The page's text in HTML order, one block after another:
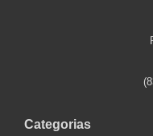
Categorias